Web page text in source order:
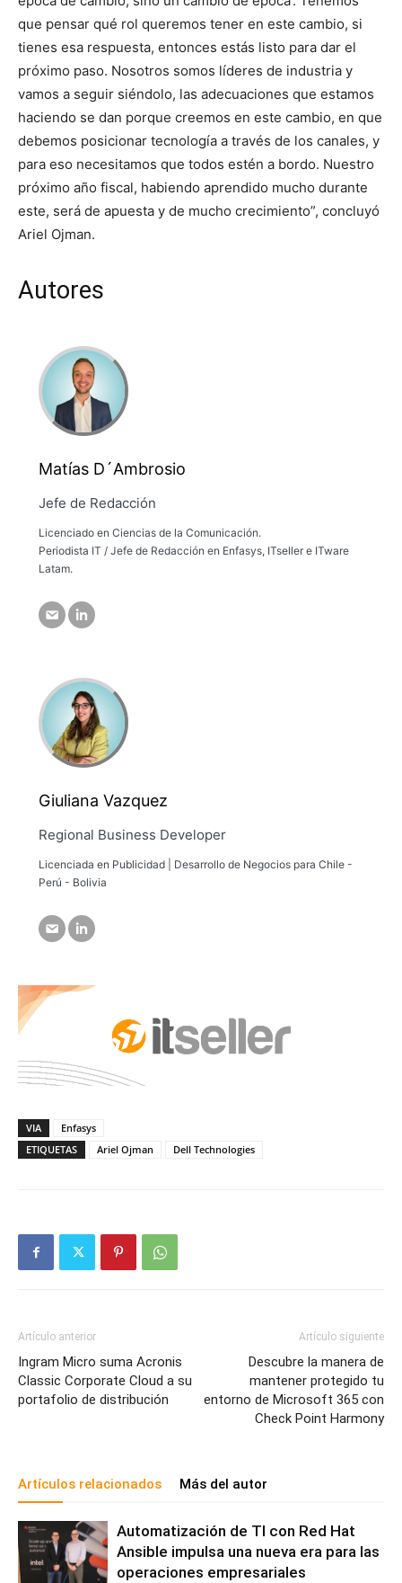
que pensar qué rol queremos tener en este cambio, si
tienes esa respuesta, entonces estás listo para dar el
próximo paso. Nosotros somos líderes de industria y
vamos a seguir siéndolo, las adecuaciones que estamos
haciendo se dan porque creemos en este cambio, en que
debemos posicionar tecnología a través de los canales, y
para eso necesitamos que todos estén a bordo. Nuestro
próximo año fiscal, habiendo aprendido mucho durante
este, será de apuesta y de mucho crecimiento”, concluyó
Ariel Ojman.
Autores
Matías D´Ambrosio
Jefe de Redacción
Licenciado en Ciencias de la Comunicación.
Periodista IT / Jefe de Redacción en Enfasys, ITseller e ITware
Latam.
Giuliana Vazquez
Regional Business Developer
Licenciada en Publicidad | Desarrollo de Negocios para Chile -
Perú - Bolivia
VIA
Enfasys
ETIQUETAS
Ariel Ojman Dell Technologies
Artículo anterior
Ingram Micro suma Acronis
Classic Corporate Cloud a su
portafolio de distribución
Artículo siguiente
Descubre la manera de
mantener protegido tu
entorno de Microsoft 365 con
Check Point Harmony
Artículos relacionados Más del autor
Automatización de TI con Red Hat
Ansible impulsa una nueva era para las
operaciones empresariales